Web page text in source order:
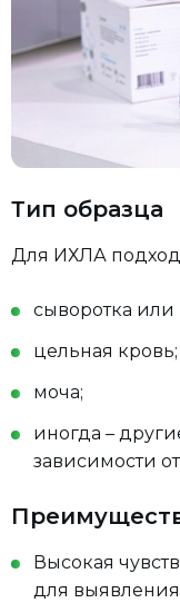
Тип образца
Для ИХЛА
сыворотка или
цельная кровь;
моча;
иногда –
зависимости
Высокая
для выявления